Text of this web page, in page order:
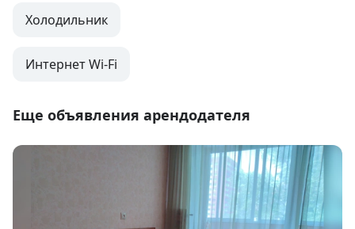
Холодильник
Интернет Wi-Fi
Еще объявления арендодателя